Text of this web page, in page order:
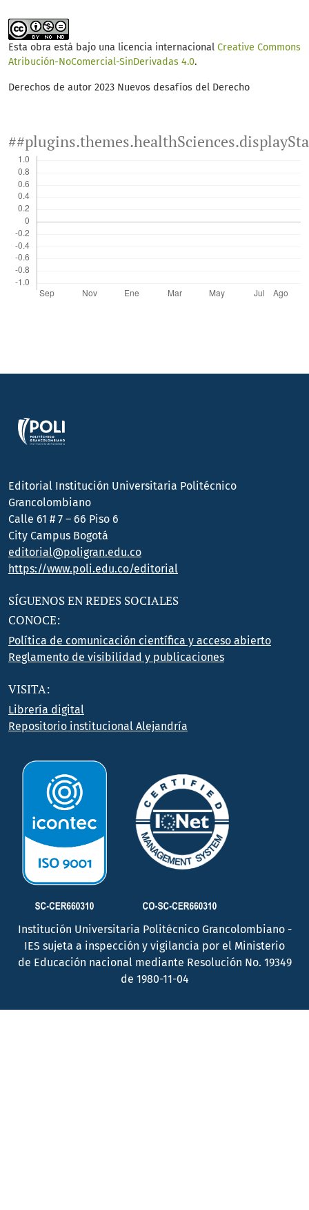
Esta obra está bajo una licencia internacional Creative Commons
Atribución-NoComercial-SinDerivadas 4.0.
Derechos de autor 2023 Nuevos desafíos del Derecho
Editorial Institución Universitaria Politécnico
Grancolombiano
Calle 61 # 7 – 66 Piso 6
City Campus Bogotá
editorial@poligran.edu.co
https://www.poli.edu.co/editorial
SÍGUENOS EN REDES SOCIALES
CONOCE:
Política de comunicación científica y acceso abierto
Reglamento de visibilidad y publicaciones
VISITA:
Librería digital
Repositorio institucional Alejandría
Institución Universitaria Politécnico Grancolombiano -
IES sujeta a inspección y vigilancia por el Ministerio
de Educación nacional mediante Resolución No. 19349
de 1980-11-04